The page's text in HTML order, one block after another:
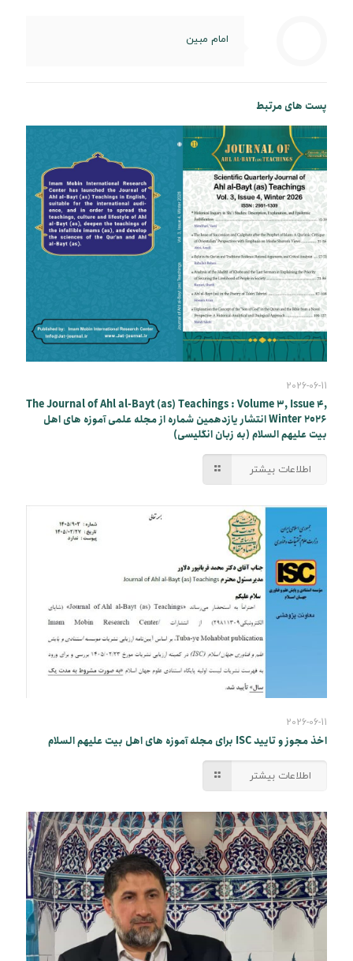
امام مبین
پست های مرتبط
2026-06-11
The Journal of Ahl al-Bayt (as) Teachings : Volume 3, Issue 4,
Winter 2026 انتشار یازدهمین شماره از مجله علمی آموزه های اهل
بیت علیهم السلام (به زبان انگلیسی)
اطلاعات بیشتر
2026-06-11
اخذ مجوز و تایید ISC برای مجله آموزه های اهل بیت علیهم السلام
اطلاعات بیشتر